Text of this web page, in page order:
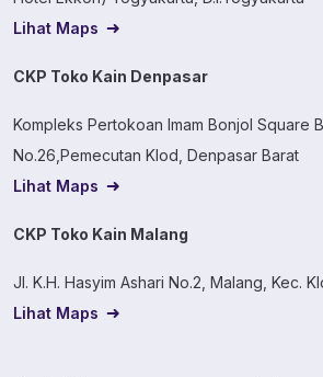
Lihat Maps
CKP Toko Kain Denpasar
Kompleks Pertokoan Imam Bonjol Square
No.26,Pemecutan Klod, Denpasar Barat
Lihat Maps
CKP Toko Kain Malang
Jl. K.H. Hasyim Ashari No.2, Malang, Kec.
Lihat Maps